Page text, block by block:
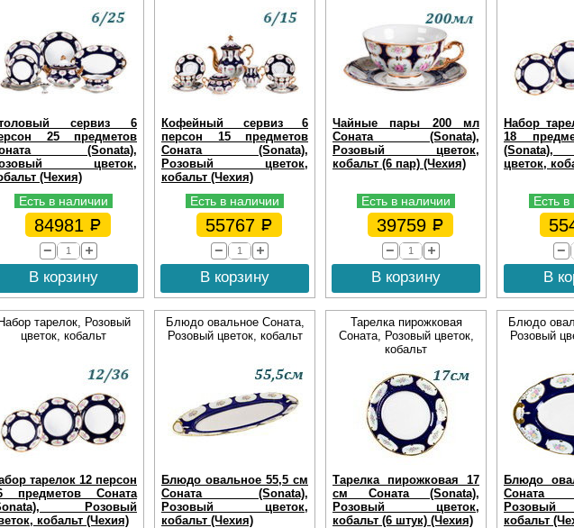
сервиз 6
25 предметов
(Sonata),
цветок,
(Чехия)
Есть в наличии
84981
В корзину
Кофейный сервиз 6
персон 15 предметов
Соната (Sonata),
Розовый цветок,
кобальт (Чехия)
Есть в наличии
55767
В корзину
Чайные пары 200 мл
Соната (Sonata),
Розовый цветок,
кобальт (6 пар) (Чехия)
Есть в наличии
39759
В корзину
Набор
18
цветок,
Есть
В
Набор тарелок, Розовый
цветок, кобальт
тарелок 12 персон
предметов Соната
Розовый
кобальт (Чехия)
Блюдо овальное Соната,
Розовый цветок, кобальт
Блюдо овальное 55,5 см
Соната (Sonata),
Розовый цветок,
кобальт (Чехия)
Тарелка пирожковая
Соната, Розовый цветок,
кобальт
Тарелка пирожковая 17
см Соната (Sonata),
Розовый цветок,
кобальт (6 штук) (Чехия)
Блюдо
Розовый
Блюдо
Соната
кобальт